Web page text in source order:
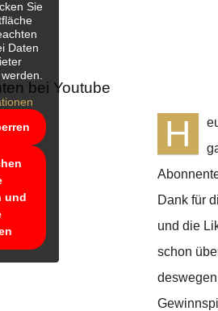
bei Youtube
Sie
Daten
und
H
Dank für
und die
schon